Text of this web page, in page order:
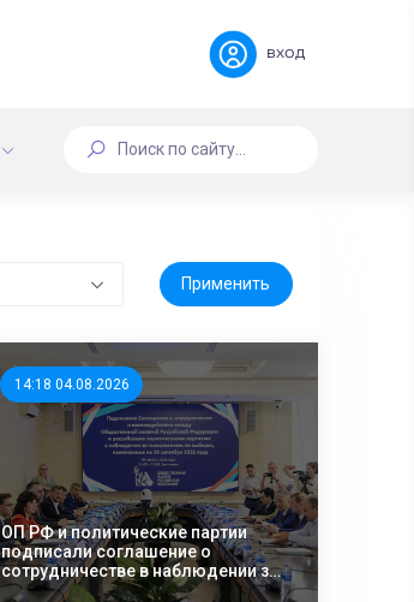
вход
14:18 04.08.2026
ОП РФ и политические партии
подписали соглашение о
сотрудничестве в наблюдении за
выборами в Госдуму РФ